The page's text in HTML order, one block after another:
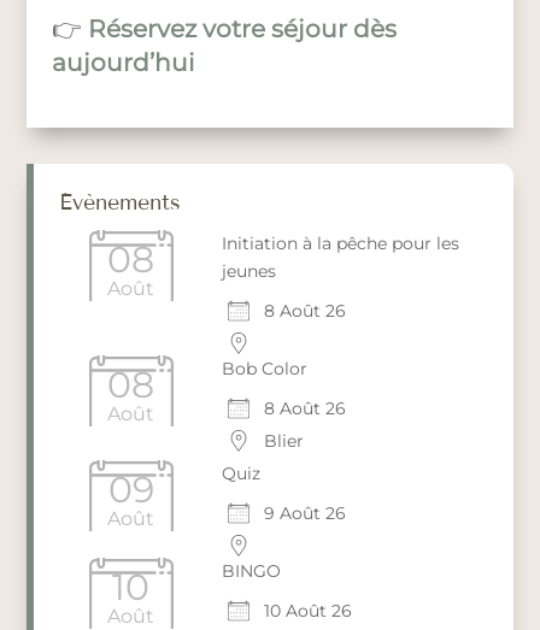
👉 Réservez votre séjour dès
aujourd’hui
Évènements
08
Août
Initiation à la pêche pour les
jeunes
8 Août 26
08
Août
Bob Color
8 Août 26
Blier
09
Août
Quiz
9 Août 26
10
Août
BINGO
10 Août 26